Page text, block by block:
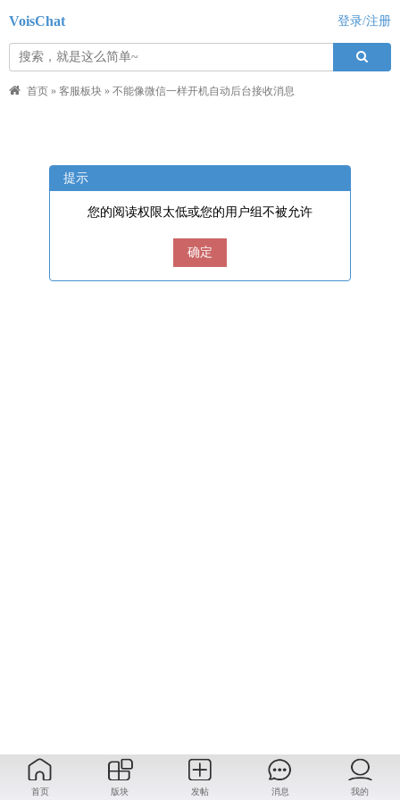
首页 版块 发帖 消息 我的
VoisChat 登录/注册
首页 » 客服板块 » 不能像微信一样开机自动后台接收消息
提示
您的阅读权限太低或您的用户组不被允许
确定